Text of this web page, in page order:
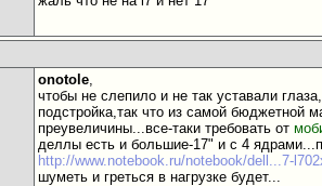
onotole,
чтобы не слепило и не так уставали
подстройка,так что из самой бюджетной
преувеличины...все-таки требовать от
деллы есть и большие-17" и с 4
http://www.notebook.ru/notebook/dell...7-
шуметь и греться в нагрузке будет...